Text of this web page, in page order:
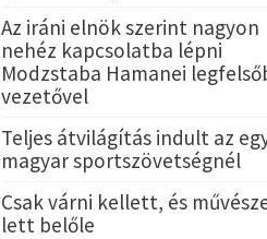
Az iráni elnök szerint nagyon
nehéz kapcsolatba lépni
Modzstaba Hamanei
vezetővel
Teljes átvilágítás indult az
magyar sportszövetségnél
Csak várni kellett, és
lett belőle